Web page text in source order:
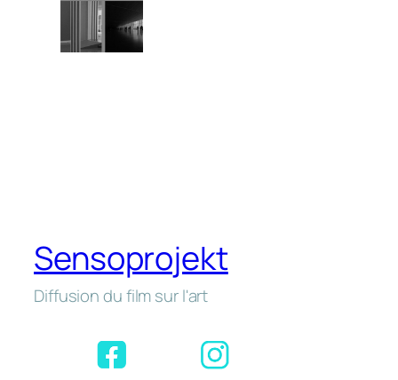
Sensoprojekt
Diffusion du film sur l'art